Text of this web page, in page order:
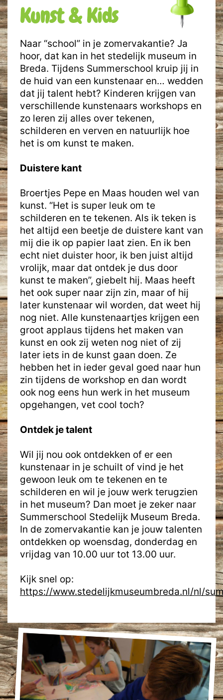
Kunst & Kids
Naar “school” in je zomervakantie? Ja
hoor, dat kan in het stedelijk museum in
Breda. Tijdens Summerschool kruip jij in
de huid van een kunstenaar en… wedden
dat jij talent hebt? Kinderen krijgen van
verschillende kunstenaars workshops en
zo leren zij alles over tekenen,
schilderen en verven en natuurlijk hoe
het is om kunst te maken.
Duistere kant
Broertjes Pepe en Maas houden wel van
kunst. “Het is super leuk om te
schilderen en te tekenen. Als ik teken is
het altijd een beetje de duistere kant van
mij die ik op papier laat zien. En ik ben
echt niet duister hoor, ik ben juist altijd
vrolijk, maar dat ontdek je dus door
kunst te maken”, giebelt hij. Maas heeft
het ook super naar zijn zin, maar of hij
later kunstenaar wil worden, dat weet hij
nog niet. Alle kunstenaartjes krijgen een
groot applaus tijdens het maken van
kunst en ook zij weten nog niet of zij
later iets in de kunst gaan doen. Ze
hebben het in ieder geval goed naar hun
zin tijdens de workshop en dan wordt
ook nog eens hun werk in het museum
opgehangen, vet cool toch?
Ontdek je talent
Wil jij nou ook ontdekken of er een
kunstenaar in je schuilt of vind je het
gewoon leuk om te tekenen en te
schilderen en wil je jouw werk terugzien
in het museum? Dan moet je zeker naar
Summerschool Stedelijk Museum Breda.
In de zomervakantie kan je jouw talenten
ontdekken op woensdag, donderdag en
vrijdag van 10.00 uur tot 13.00 uur.
Kijk snel op:
https://www.stedelijkmuseumbreda.nl/nl/